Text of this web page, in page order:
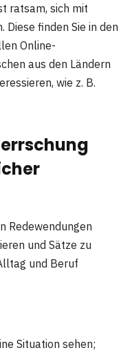
ratsam, sich mit
finden Sie in den
Online-
aus den Ländern
wie z. B.
Redewendungen
und Sätze zu
und Beruf
Situation sehen;